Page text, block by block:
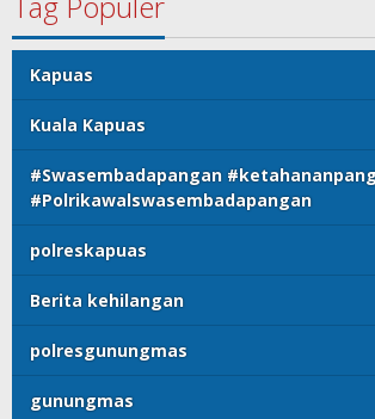
Kapuas
Kuala Kapuas
#Swasembadapangan
#Polrikawalswasembadapangan
polreskapuas
Berita kehilangan
polresgunungmas
gunungmas